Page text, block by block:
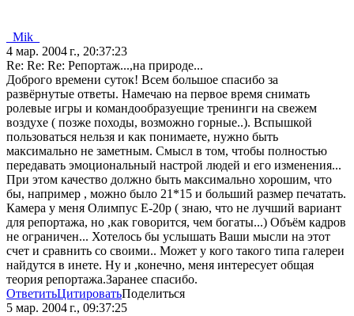
_Mik_
4 мар. 2004 г., 20:37:23
Re: Re: Re: Репортаж...,на природе...
Доброго времени суток! Всем большое спасибо за
развёрнутые ответы. Намечаю на первое время снимать
ролевые игры и командообразуещие тренинги на свежем
воздухе ( позже походы, возможно горные..). Вспышкой
пользоваться нельзя и как понимаете, нужно быть
максимально не заметным. Смысл в том, чтобы полностью
передавать эмоциональный настрой людей и его изменения...
При этом качество должно быть максимально хорошим, что
бы, например , можно было 21*15 и больший размер печатать.
Камера у меня Олимпус Е-20р ( знаю, что не лучший вариант
для репортажа, но ,как говорится, чем богаты...) Объём кадров
не ограничен... Хотелось бы услышать Ваши мысли на этот
счет и сравнить со своими.. Может у кого такого типа галереи
найдутся в инете. Ну и ,конечно, меня интересует общая
теория репортажа.Заранее спасибо.
ОтветитьЦитироватьПоделиться
5 мар. 2004 г., 09:37:25